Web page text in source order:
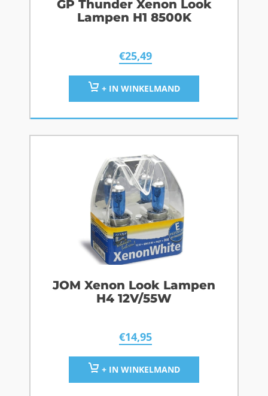
GP Thunder Xenon Look
Lampen H1 8500K
€25,49
+ IN WINKELMAND
JOM Xenon Look Lampen
H4 12V/55W
€14,95
+ IN WINKELMAND